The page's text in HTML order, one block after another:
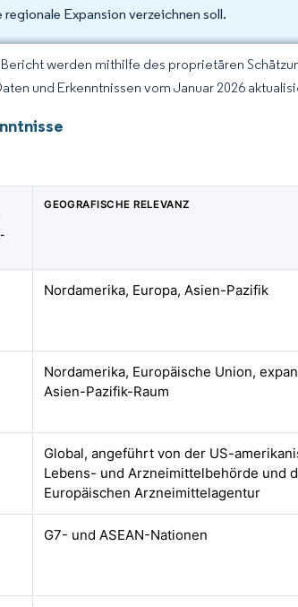
Expansion verzeichnen soll.
werden mithilfe des proprietären
und Erkenntnissen vom Januar 2026
GEOGRAFISCHE RELEVANZ
Nordamerika, Europa, Asien-Pazifik
Nordamerika, Europäische Union,
Asien-Pazifik-Raum
Global, angeführt von der US-
Lebens- und Arzneimittelbehörde und
Europäischen Arzneimittelagentur
G7- und ASEAN-Nationen